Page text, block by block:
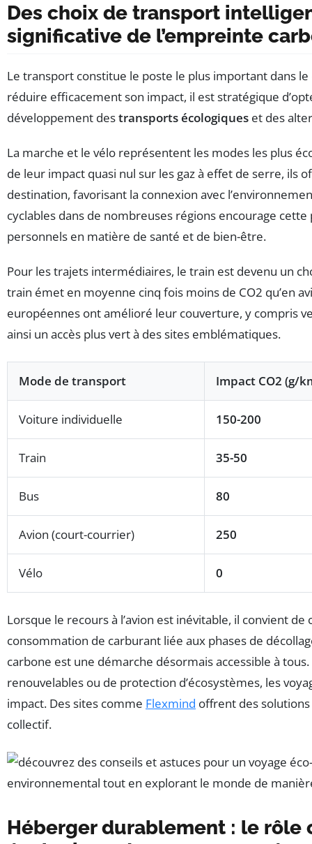
Des choix de transport
significative de l’empreinte
Le transport constitue le poste le plus important dans le
réduire efficacement son impact, il est stratégique
développement destransports écologiques et des
La marche et le vélo représentent les modes les plus
de leur impact quasi nul sur les gaz à effet de serre, ils
destination, favorisant la connexion avec
cyclables dans de nombreuses régions encourage
personnels en matière de santé et de bien-être.
Pour les trajets intermédiaires, le train est devenu un
train émet en moyenne cinq fois moins de CO2 qu’en
européennes ont amélioré leur couverture, y compris
ainsi un accès plus vert à des sites emblématiques.
Mode de transport Impact CO2 (g/
Voiture individuelle 150-200
Train 35-50
Bus 80
Avion (court-courrier) 250
Vélo 0
Lorsque le recours à l’avion est inévitable, il convient
consommation de carburant liée aux phases de
carbone est une démarche désormais accessible à
renouvelables ou de protection d’écosystèmes, les
impact. Des sites comme Flexmind offrent des
collectif.
Héberger durablement : le rôle